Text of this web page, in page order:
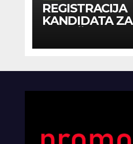
REGISTRACIJA
KANDIDATA ZA
INOSTRANIM